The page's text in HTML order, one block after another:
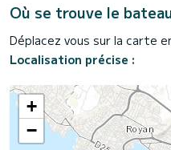
Où se trouve le
Déplacez vous sur la carte
Localisation précise :
+
−